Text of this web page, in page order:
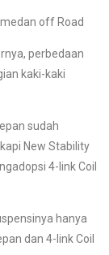
off Road
perbedaan
kaki-kaki
sudah
New Stability
4-link Coil
hanya
dan 4-link Coil